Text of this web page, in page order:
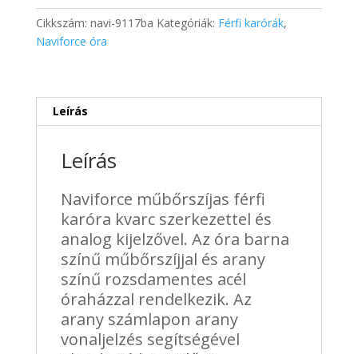
Arany
Cikkszám: navi-9117ba Kategóriák: Férfi karórák,
Naviforce óra
Leírás
Leírás
Naviforce műbőrszíjas férfi
karóra kvarc szerkezettel és
analog kijelzővel. Az óra barna
színű műbőrszíjjal és arany
színű rozsdamentes acél
óraházzal rendelkezik. Az
arany számlapon arany
vonaljelzés segítségével